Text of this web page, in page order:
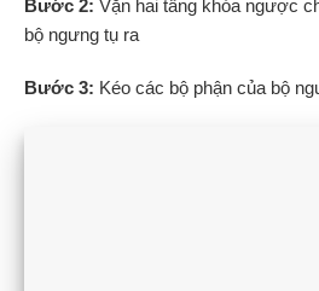
Bước 2: Vặn hai tầng khóa ngược
bộ ngưng tụ ra
Bước 3: Kéo các bộ phận của bộ